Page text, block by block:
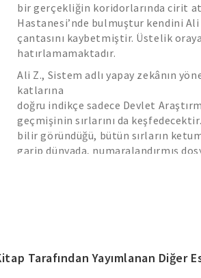
bir gerçekliğin koridorlarında cirit
Hastanesi’nde bulmuştur kendini
çantasını kaybetmiştir. Üstelik
hatırlamamaktadır.
Ali Z., Sistem adlı yapay zekânın
katlarına
doğru indikçe sadece Devlet
geçmişinin sırlarını da
bilir göründüğü, bütün sırların
garip dünyada, numaralandırmış
roman.
Tarafından Yayımlanan Diğer